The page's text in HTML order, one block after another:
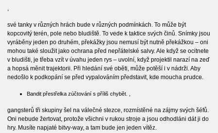
,
své tanky v různých hrách bude v různých podmínkách. To může být
kopcovitý terén, pole nebo bludiště. To vede k taktice svých činů. Snímky jsou
vyráběny jeden po druhém, překážky jsou nemusí být nutně překážkou – oni
mohou také sloužit jako ochrana před nepřátelské salvy. Ale když se ocitnete
v bludišti, je třeba vzít v úvahu jeden rys – uvolní, když projektil narazí na zeď
a hopsá měnit trajektorii. Při hledání své oběti, může potěší i v nádrži. Aby
nedošlo k podkopání se před vypalováním představit, kde moucha prudce.
Bandit přestřelka zúčtování s příliš chybět. ,
gangsterů tři skupiny šel na válečné stezce, rozmístěné na zájmy svých šéfů.
Oni nebude žertovat, protože všichni v rukou stroje a jsou odhodláni dát ji do
hry. Musíte napjaté bitvy-way, a tam bude jen jeden vítěz.